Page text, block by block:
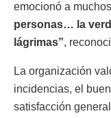
emocionó a
personas… la
lágrimas”,
La organización
incidencias, el
satisfacción